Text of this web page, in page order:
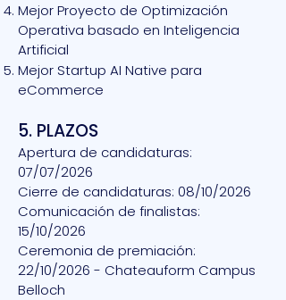
Mejor Proyecto de Optimización
Operativa basado en Inteligencia
Artificial
Mejor Startup AI Native para
eCommerce
5. PLAZOS
Apertura de candidaturas:
07/07/2026
Cierre de candidaturas: 08/10/2026
Comunicación de finalistas:
15/10/2026
Ceremonia de premiación:
22/10/2026 - Chateauform Campus
Belloch